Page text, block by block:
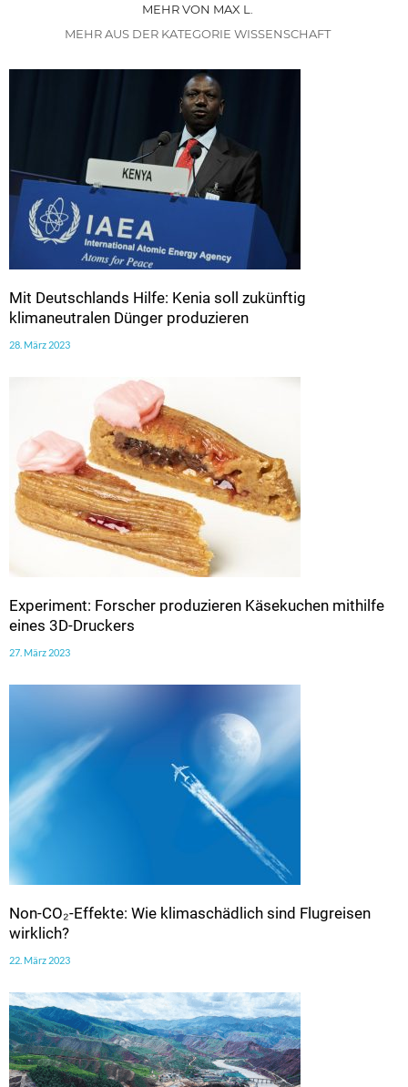
MEHR VON MAX L.
MEHR AUS DER KATEGORIE WISSENSCHAFT
Mit Deutschlands Hilfe: Kenia soll zukünftig
klimaneutralen Dünger produzieren
28. März 2023
Experiment: Forscher produzieren Käsekuchen mithilfe
eines 3D-Druckers
27. März 2023
Non-CO₂-Effekte: Wie klimaschädlich sind Flugreisen
wirklich?
22. März 2023